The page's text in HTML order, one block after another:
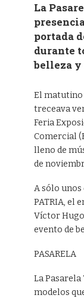
La
portada
durante
belleza y
El matutino
treceava
Feria
Comercial
lleno de
de
A sólo unos
PATRIA, el
Víctor
evento de
PASARELA
La
modelos